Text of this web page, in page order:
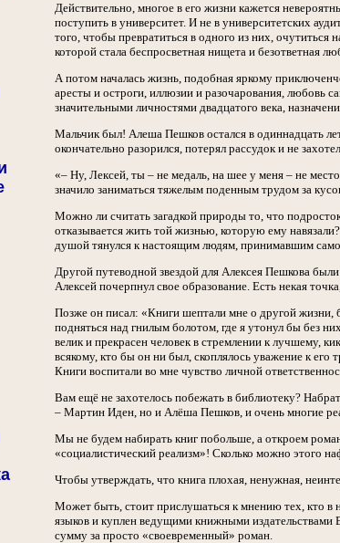
Действительно, многое в его жизни кажется
поступить в университет. И не в университетских
того, чтобы превратиться в одного из них,
которой стала беспросветная нищета и безответная
А потом началась жизнь, подобная яркому
аресты и остроги, иллюзии и разочарования, любовь
значительными личностями двадцатого века,
Мальчик был! Алеша Пешков остался в одиннадцать
окончательно разорился, потерял рассудок и не
«– Ну, Лексей, ты – не медаль, на шее у меня – не
значило заниматься тяжелым поденным трудом за
Можно ли считать загадкой природы то, что
отказывается жить той жизнью, которую ему
душой тянулся к настоящим людям, принимавшим
Другой путеводной звездой для Алексея Пешкова
Алексей почерпнул свое образование. Есть некая
Позже он писал: «Книги шептали мне о другой жизни,
подняться над гнилым болотом, где я утонул бы без
велик и прекрасен человек в стремлении к лучшему,
всякому, кто бы он ни был, скоплялось уважение к
Книги воспитали во мне чувство личной
Вам ещё не захотелось побежать в библиотеку?
– Мартин Иден, но и Алёша Пешков, и очень многие
Мы не будем набирать книг побольше, а откроем
«социалистический реализм»! Сколько можно этого
Чтобы утверждать, что книга плохая, ненужная,
Может быть, стоит прислушаться к мнению тех, кто в
языков и куплен ведущими книжными издательствами
сумму за просто «своевременный» роман.